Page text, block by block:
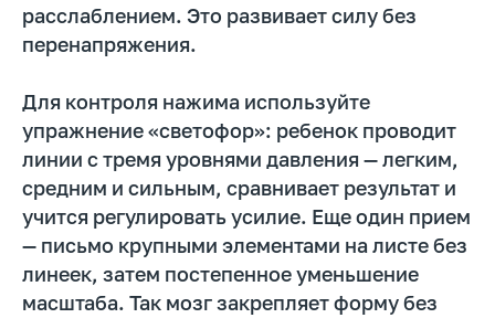
расслаблением. Это развивает силу без
перенапряжения.
Для контроля нажима используйте
упражнение «светофор»: ребенок проводит
линии с тремя уровнями давления — легким,
средним и сильным, сравнивает результат и
учится регулировать усилие. Еще один прием
— письмо крупными элементами на листе без
линеек, затем постепенное уменьшение
масштаба. Так мозг закрепляет форму без